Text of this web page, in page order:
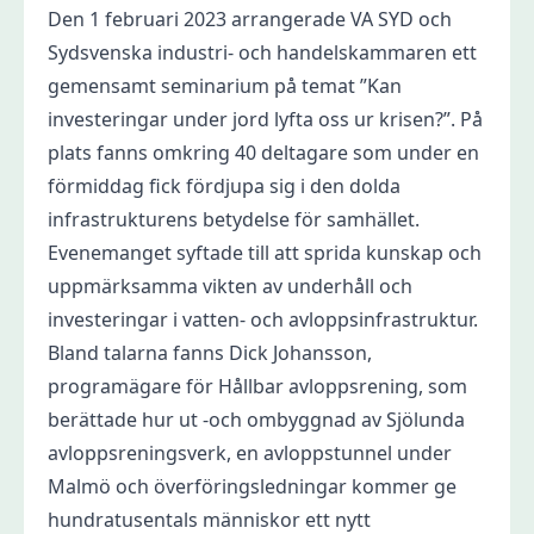
Den 1 februari 2023 arrangerade VA SYD och
Sydsvenska industri- och handelskammaren ett
gemensamt seminarium på temat ”Kan
investeringar under jord lyfta oss ur krisen?”. På
plats fanns omkring 40 deltagare som under en
förmiddag fick fördjupa sig i den dolda
infrastrukturens betydelse för samhället.
Evenemanget syftade till att sprida kunskap och
uppmärksamma vikten av underhåll och
investeringar i vatten- och avloppsinfrastruktur.
Bland talarna fanns Dick Johansson,
programägare för Hållbar avloppsrening, som
berättade hur ut -och ombyggnad av Sjölunda
avloppsreningsverk, en avloppstunnel under
Malmö och överföringsledningar kommer ge
hundratusentals människor ett nytt